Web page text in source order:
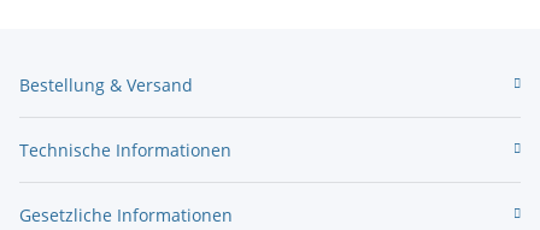
Bestellung & Versand
Technische Informationen
Gesetzliche Informationen